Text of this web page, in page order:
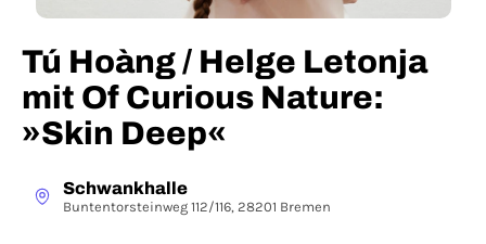
Tú Hoàng / Helge Letonja
mit Of Curious Nature:
»Skin Deep«
Schwankhalle
Buntentorsteinweg 112/116, 28201 Bremen